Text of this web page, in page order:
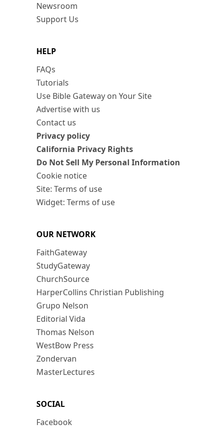
Newsroom
Support Us
HELP
FAQs
Tutorials
Use Bible Gateway on Your Site
Advertise with us
Contact us
Privacy policy
California Privacy Rights
Do Not Sell My Personal Information
Cookie notice
Site: Terms of use
Widget: Terms of use
OUR NETWORK
FaithGateway
StudyGateway
ChurchSource
HarperCollins Christian Publishing
Grupo Nelson
Editorial Vida
Thomas Nelson
WestBow Press
Zondervan
MasterLectures
SOCIAL
Facebook